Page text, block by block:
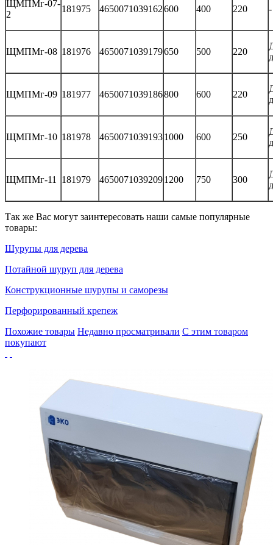
ЩМПМг-07-
2
181975 4650071039162600 400 220 -
ЩМПМг-08 181976 4650071039179650 500 220
ЩМПМг-09 181977 4650071039186800 600 220
ЩМПМг-10 181978 46500710391931000 600 250
ЩМПМг-11 181979 46500710392091200 750 300
Так же Вас могут заинтересовать наши самые популярные
товары:
Шурупы для дерева
Потайной шуруп для дерева
Конструкционные шурупы и саморезы
Перфорированный крепеж
Похожие товары Недавно просматривали С этим товаром
покупают